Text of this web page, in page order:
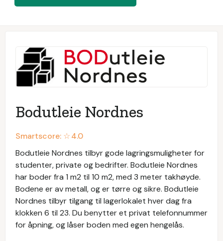
Bodutleie Nordnes
Smartscore: ☆4.0
Bodutleie Nordnes tilbyr gode lagringsmuligheter for
studenter, private og bedrifter. Bodutleie Nordnes
har boder fra 1 m2 til 10 m2, med 3 meter takhøyde.
Bodene er av metall, og er tørre og sikre. Bodutleie
Nordnes tilbyr tilgang til lagerlokalet hver dag fra
klokken 6 til 23. Du benytter et privat telefonnummer
for åpning, og låser boden med egen hengelås.